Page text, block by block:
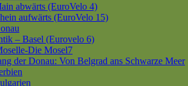
abwärts (EuroVelo 4)
aufwärts (EuroVelo 15)
– Basel (Eurovelo 6)
Die Mosel7
der Donau: Von Belgrad ans Schwarze Meer